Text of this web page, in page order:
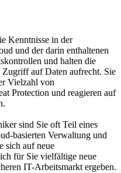
Kenntnisse in der
und der darin enthaltenen
und halten die
Zugriff auf Daten aufrecht. Sie
Vielzahl von
Protection und reagieren auf
sind Sie oft Teil eines
basierten Verwaltung und
sich auf neue
für Sie vielfältige neue
IT-Arbeitsmarkt ergeben.